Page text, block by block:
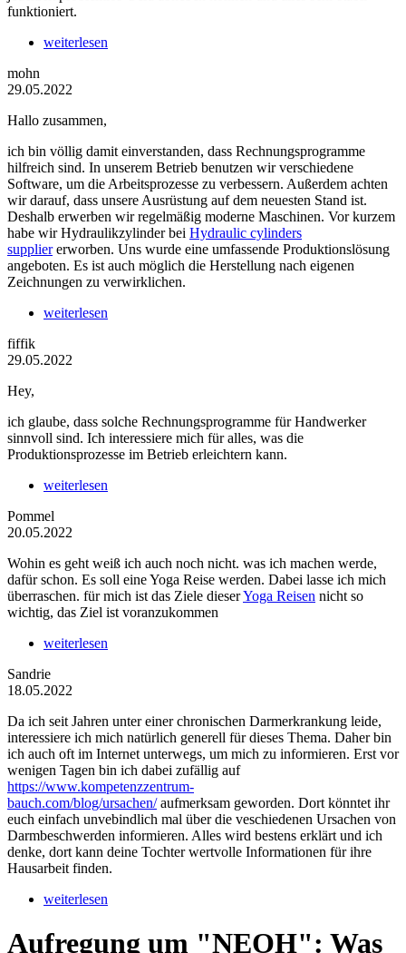
funktioniert.
weiterlesen
mohn
29.05.2022
Hallo zusammen,
ich bin völlig damit einverstanden, dass Rechnungsprogramme
hilfreich sind. In unserem Betrieb benutzen wir verschiedene
Software, um die Arbeitsprozesse zu verbessern. Außerdem achten
wir darauf, dass unsere Ausrüstung auf dem neuesten Stand ist.
Deshalb erwerben wir regelmäßig moderne Maschinen. Vor kurzem
habe wir Hydraulikzylinder bei Hydraulic cylinders
suppliererworben. Uns wurde eine umfassende Produktionslösung
angeboten. Es ist auch möglich die Herstellung nach eigenen
Zeichnungen zu verwirklichen.
weiterlesen
fiffik
29.05.2022
Hey,
ich glaube, dass solche Rechnungsprogramme für Handwerker
sinnvoll sind. Ich interessiere mich für alles, was die
Produktionsprozesse im Betrieb erleichtern kann.
weiterlesen
Pommel
20.05.2022
Wohin es geht weiß ich auch noch nicht. was ich machen werde,
dafür schon. Es soll eine Yoga Reise werden. Dabei lasse ich mich
überraschen. für mich ist das Ziele dieserYoga Reisen nicht so
wichtig, das Ziel ist voranzukommen
weiterlesen
Sandrie
18.05.2022
Da ich seit Jahren unter einer chronischen Darmerkrankung leide,
interessiere ich mich natürlich generell für dieses Thema. Daher bin
ich auch oft im Internet unterwegs, um mich zu informieren. Erst vor
wenigen Tagen bin ich dabei zufällig auf
https://www.kompetenzzentrum-
bauch.com/blog/ursachen/aufmerksam geworden. Dort könntet ihr
euch einfach unvebindlich mal über die veschiedenen Ursachen von
Darmbeschwerden informieren. Alles wird bestens erklärt und ich
denke, dort kann deine Tochter wertvolle Informationen für ihre
Hausarbeit finden.
weiterlesen
Aufregung um "NEOH": Was